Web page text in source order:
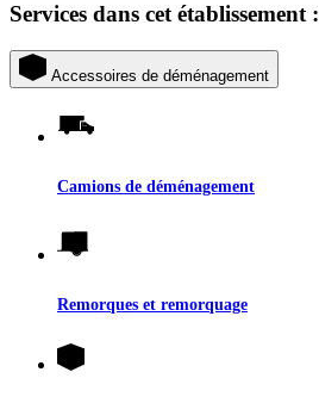
Services dans cet établissement :
Accessoires de déménagement
Camions de déménagement
Remorques et remorquage